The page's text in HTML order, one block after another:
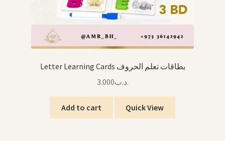
Letter Learning Cards بطاقات تعلم الحروف
.د.ب3.000
Add to cart Quick View